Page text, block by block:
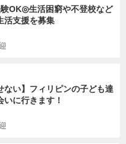
験OK◎生活困窮や不登校など
活支援を募集
ない】フィリピンの子ども達
に行きます！